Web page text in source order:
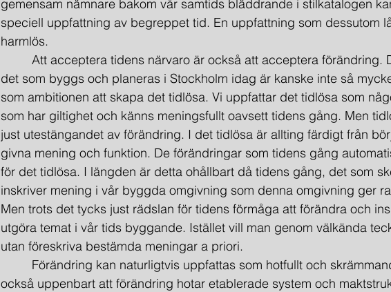
gemensam nämnare bakom vår samtids bläddrande i stilkatalogen
speciell uppfattning av begreppet tid. En uppfattning som dessutom
harmlös.
Att acceptera tidens närvaro är också att acceptera förändring.
det som byggs och planeras i Stockholm idag är kanske inte så
som ambitionen att skapa det tidlösa. Vi uppfattar det tidlösa som
som har giltighet och känns meningsfullt oavsett tidens gång. Men
just utestängandet av förändring. I det tidlösa är allting färdigt från
givna mening och funktion. De förändringar som tidens gång
för det tidlösa. I längden är detta ohållbart då tidens gång, det som
inskriver mening i vår byggda omgivning som denna omgivning ger
Men trots det tycks just rädslan för tidens förmåga att förändra och
utgöra temat i vår tids byggande. Istället vill man genom välkända
utan föreskriva bestämda meningar a priori.
Förändring kan naturligtvis uppfattas som hotfullt och
också uppenbart att förändring hotar etablerade system och